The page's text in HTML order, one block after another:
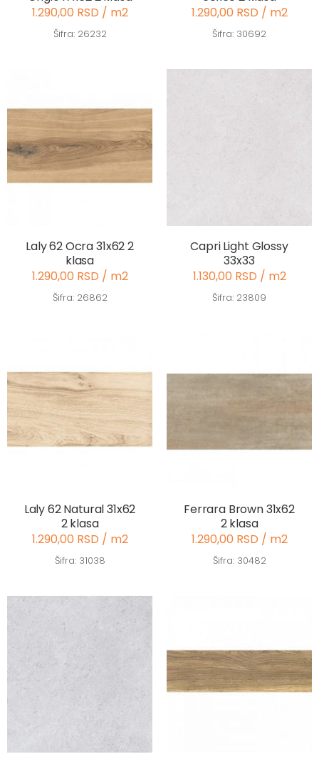
1.290,00 RSD / m2
Šifra: 26232
1.290,00 RSD / m2
Šifra: 30692
Laly 62 Ocra 31x62 2
klasa
1.290,00 RSD / m2
Šifra: 26862
Capri Light Glossy
33x33
1.130,00 RSD / m2
Šifra: 23809
Laly 62 Natural 31x62
2 klasa
1.290,00 RSD / m2
Šifra: 31038
Ferrara Brown 31x62
2 klasa
1.290,00 RSD / m2
Šifra: 30482